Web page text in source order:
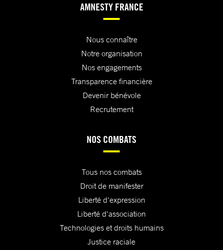
AMNESTY FRANCE
Nous connaître
Notre organisation
Nos engagements
Transparence financière
Devenir bénévole
Recrutement
NOS COMBATS
Tous nos combats
Droit de manifester
Liberté d'expression
Liberté d'association
Technologies et droits humains
Justice raciale